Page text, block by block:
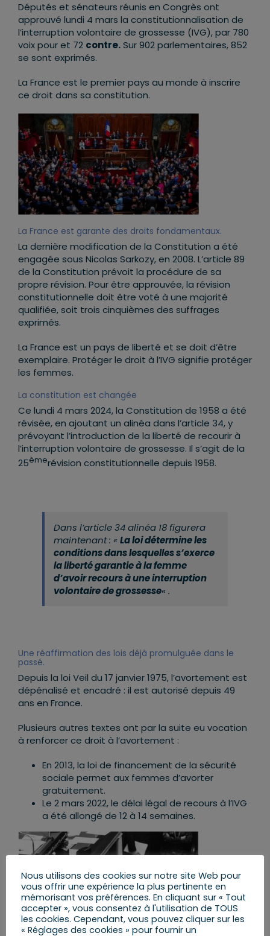
Députés et sénateurs réunis en Congrès ont
approuvé lundi 4 mars la constitutionnalisation de
l’interruption volontaire de grossesse (IVG), par 780
voix pour et 72 contre.Sur 902 parlementaires, 852
se sont exprimés.
La France est le premier pays au monde à inscrire
ce droit dans sa constitution.
La France est garante des droits fondamentaux.
La dernière modification de la Constitution a été
engagée sous Nicolas Sarkozy, en 2008. L’article 89
de la Constitution prévoit la procédure de sa
propre révision. Pour être approuvée, la révision
constitutionnelle doit être voté à une majorité
qualifiée, soit trois cinquièmes des suffrages
exprimés.
La France est un pays de liberté et se doit d’être
exemplaire. Protéger le droit à l’IVG signifie protéger
les femmes.
La constitution est changée
Ce lundi 4 mars 2024, la Constitution de 1958 a été
révisée, en ajoutant un alinéa dans l’article 34, y
prévoyant l’introduction de la liberté de recourir à
l’interruption volontaire de grossesse. Il s’agit de la
25èmerévision constitutionnelle depuis 1958.
Dans l’article 34 alinéa 18 figurera
maintenant : «La loi détermine les
conditions dans lesquelles s’exerce
la liberté garantie à la femme
d’avoir recours à une interruption
volontaire de grossesse« .
Une réaffirmation des lois déjà promulguée dans le
passé.
Depuis la loi Veil du 17 janvier 1975, l’avortement est
dépénalisé et encadré : il est autorisé depuis 49
ans en France.
Plusieurs autres textes ont par la suite eu vocation
à renforcer ce droit à l’avortement :
En 2013, la loi de financement de la sécurité
sociale permet aux femmes d’avorter
gratuitement.
Le 2 mars 2022, le délai légal de recours à l’IVG
a été allongé de 12 à 14 semaines.
Nous utilisons des cookies sur notre site Web pour
vous offrir une expérience la plus pertinente en
mémorisant vos préférences. En cliquant sur « Tout
accepter », vous consentez à l'utilisation de TOUS
les cookies. Cependant, vous pouvez cliquer sur les
« Réglages des cookies » pour fournir un